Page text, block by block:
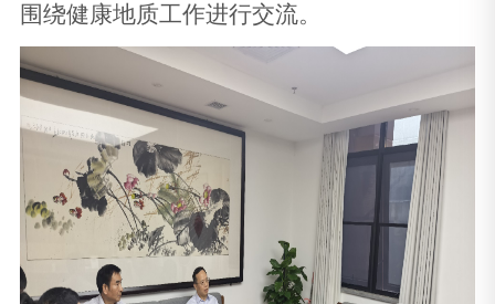
围绕健康地质工作进行交流。